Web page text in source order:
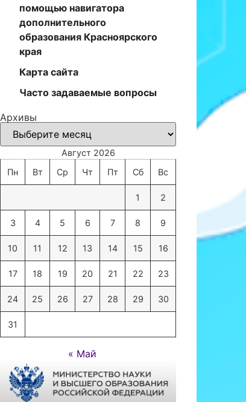
помощью навигатора
дополнительного
образования Красноярского
края
Карта сайта
Часто задаваемые вопросы
Архивы
Август 2026
Пн
Вт Ср Чт Пт Сб Вс
1 2
3 4 5 6 7 8 9
10 11 12 13 14 15 16
17 18 19 20 21 22 23
24 25 26 27 28 29 30
31
« Май